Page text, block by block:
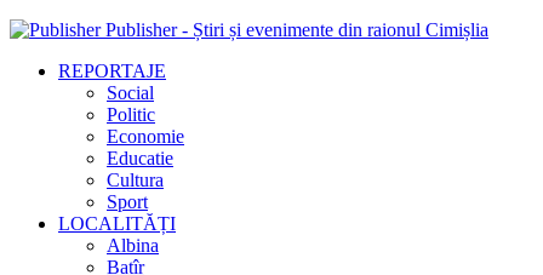
Publisher - Știri și evenimente din raionul Cimișlia
REPORTAJE
Social
Politic
Economie
Educatie
Cultura
Sport
LOCALITĂȚI
Albina
Batîr